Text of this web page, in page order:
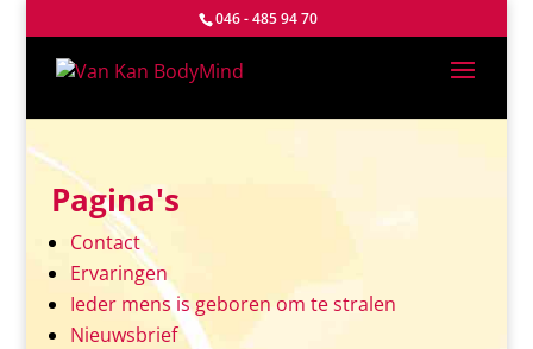
046 - 485 94 70
Pagina's
Contact
Ervaringen
Ieder mens is geboren om te stralen
Nieuwsbrief